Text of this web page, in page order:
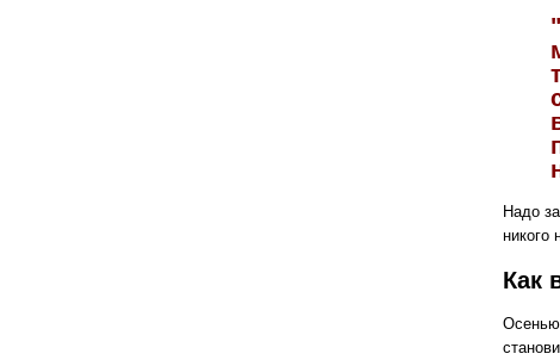
Надо
никого
Как
Осенью